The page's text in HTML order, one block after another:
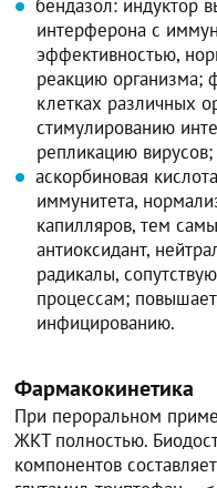
бендазол: индуктор
интерферона с
эффективностью,
реакцию организма;
клетках различных
стимулированию
репликацию вирусов;
аскорбиновая
иммунитета,
капилляров, тем
антиоксидант,
радикалы,
процессам;
инфицированию.
Фармакокинетика
При пероральном
ЖКТ полностью.
компонентов